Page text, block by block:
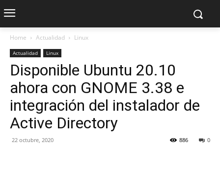
Home Actualidad Linux
Actualidad Linux
Disponible Ubuntu 20.10
ahora con GNOME 3.38 e
integración del instalador de
Active Directory
22 octubre, 2020 0
886